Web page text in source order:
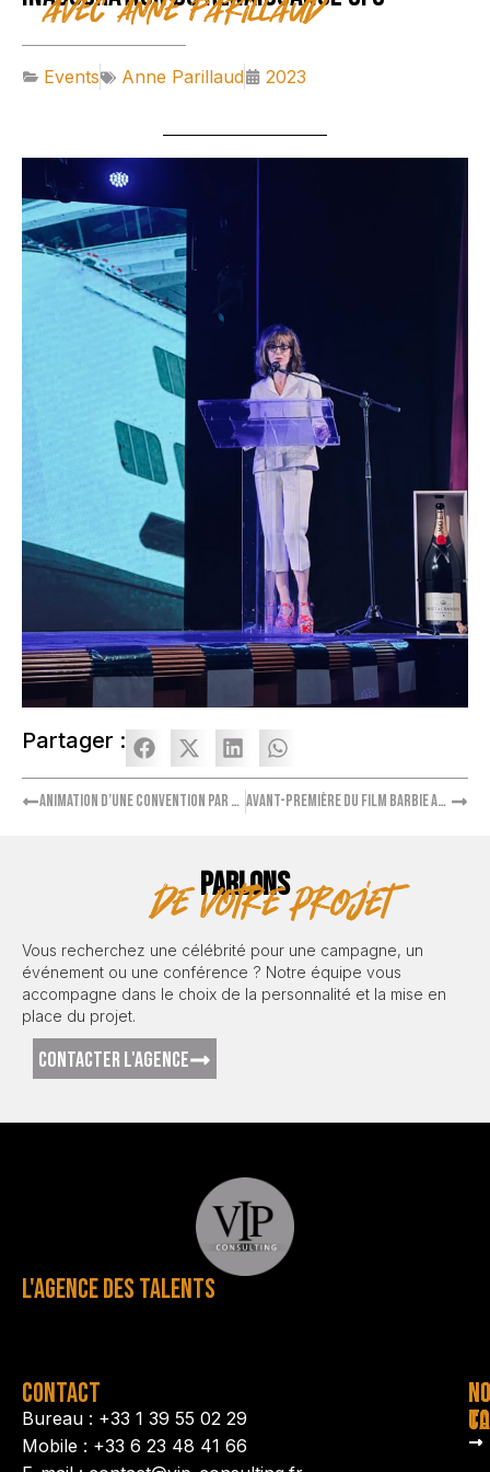
avec Anne Parillaud
Events Anne Parillaud 2023
Partager :
Animation d’une convention par Anne-Laure Bonnet Avant-Première du film Barbie avec Marie Papillon
PARLONS
de votre projet
Vous recherchez une célébrité pour une campagne, un
événement ou une conférence ? Notre équipe vous
accompagne dans le choix de la personnalité et la mise en
place du projet.
CONTACTER L'AGENCE
L'AGENCE DES TALENTS
CONTACT
Bureau : +33 1 39 55 02 29
Mobile : +33 6 23 48 41 66